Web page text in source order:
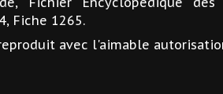
Fiche 1265.
avec l'aimable